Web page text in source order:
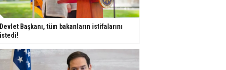
Devlet Başkanı, tüm bakanların istifalarını
istedi!